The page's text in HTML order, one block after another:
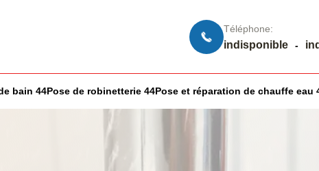
Téléphone:
indisponible -
bain 44Pose de robinetterie 44Pose et réparation de chauffe eau